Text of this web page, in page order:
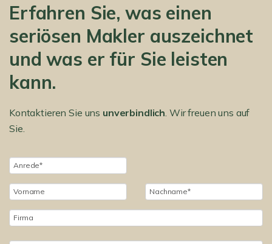
Erfahren Sie, was einen
seriösen Makler auszeichnet
und was er für Sie leisten
kann.
Kontaktieren Sie uns unverbindlich . Wir freuen uns auf
Sie.